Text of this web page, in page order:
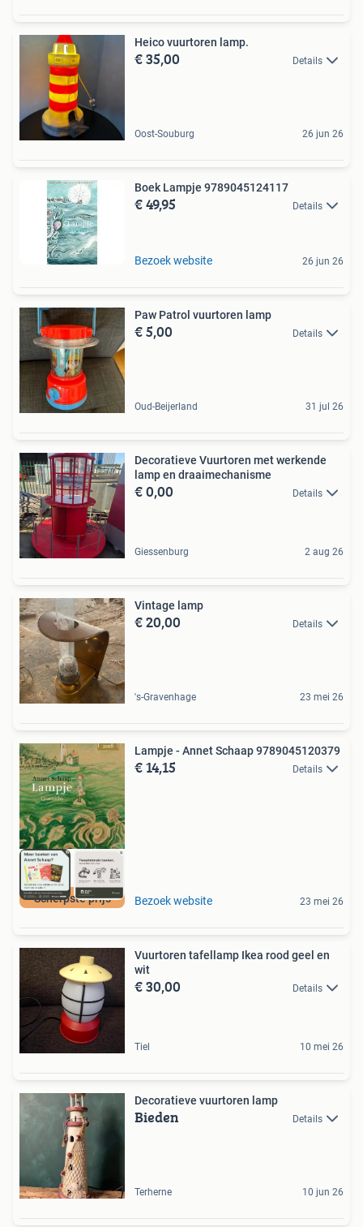
Heico vuurtoren lamp.
€ 35,00 Details
Oost-Souburg 26 jun 26
Boek Lampje 9789045124117
€ 49,95 Details
Bezoek website 26 jun 26
Paw Patrol vuurtoren lamp
€ 5,00 Details
Oud-Beijerland 31 jul 26
Decoratieve Vuurtoren met werkende
lamp en draaimechanisme
€ 0,00 Details
Giessenburg 2 aug 26
Vintage lamp
€ 20,00 Details
's-Gravenhage 23 mei 26
Scherpste prijs
Lampje - Annet Schaap 9789045120379
€ 14,15 Details
Bezoek website 23 mei 26
Vuurtoren tafellamp Ikea rood geel en
wit
€ 30,00 Details
Tiel 10 mei 26
Decoratieve vuurtoren lamp
Bieden Details
Terherne 10 jun 26